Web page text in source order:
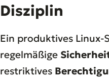
Disziplin
Ein produktives Linux-
regelmäßige
restriktives